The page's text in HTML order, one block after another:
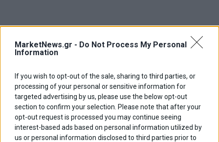
MarketNews.gr - Do Not Process My Personal
Information
If you wish to opt-out of the sale, sharing to third parties, or
processing of your personal or sensitive information for
targeted advertising by us, please use the below opt-out
section to confirm your selection. Please note that after your
opt-out request is processed you may continue seeing
interest-based ads based on personal information utilized by
us or personal information disclosed to third parties prior to